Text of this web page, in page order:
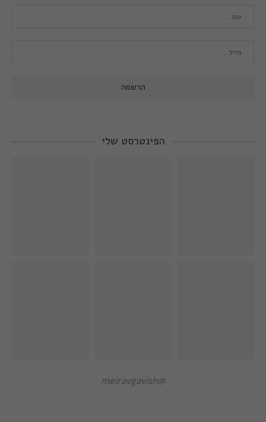
הפינטרסט שלי
@meiravgavish